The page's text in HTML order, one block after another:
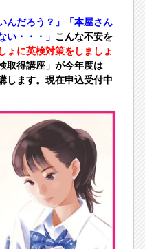
んだろう？」「本屋さん
い・・・」 こんな不安を
ょに英検対策をしましょ
取得講座」が今年度は
します。現在申込受付中